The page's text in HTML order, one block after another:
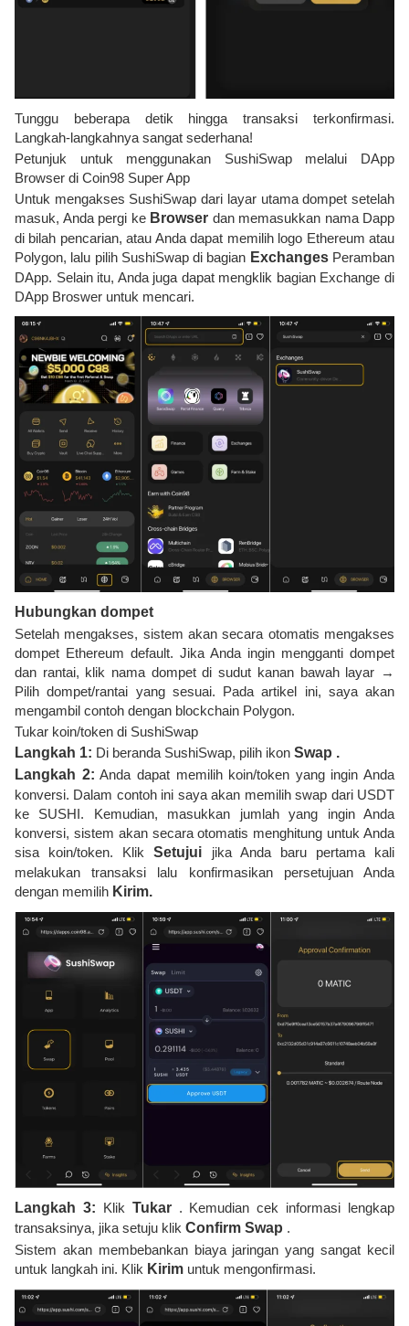
Tunggu beberapa detik hingga transaksi terkonfirmasi.
Langkah-langkahnya sangat sederhana!
Petunjuk untuk menggunakan SushiSwap melalui DApp
Browser di Coin98 Super App
Untuk mengakses SushiSwap dari layar utama dompet setelah
masuk, Anda pergi ke Browser dan memasukkan nama Dapp
di bilah pencarian, atau Anda dapat memilih logo Ethereum atau
Polygon, lalu pilih SushiSwap di bagian ExchangesPeramban
DApp. Selain itu, Anda juga dapat mengklik bagian Exchange di
DApp Broswer untuk mencari.
Hubungkan dompet
Setelah mengakses, sistem akan secara otomatis mengakses
dompet Ethereum default. Jika Anda ingin mengganti dompet
dan rantai, klik nama dompet di sudut kanan bawah layar →
Pilih dompet/rantai yang sesuai. Pada artikel ini, saya akan
mengambil contoh dengan blockchain Polygon.
Tukar koin/token di SushiSwap
Langkah 1: Di beranda SushiSwap, pilih ikon Swap .
Langkah 2: Anda dapat memilih koin/token yang ingin Anda
konversi. Dalam contoh ini saya akan memilih swap dari USDT
ke SUSHI. Kemudian, masukkan jumlah yang ingin Anda
konversi, sistem akan secara otomatis menghitung untuk Anda
sisa koin/token. KlikSetujui jika Anda baru pertama kali
melakukan transaksi lalu konfirmasikan persetujuan Anda
dengan memilih Kirim.
Langkah 3: Klik Tukar. Kemudian cek informasi lengkap
transaksinya, jika setuju klik Confirm Swap .
Sistem akan membebankan biaya jaringan yang sangat kecil
untuk langkah ini. Klik Kirim untuk mengonfirmasi.